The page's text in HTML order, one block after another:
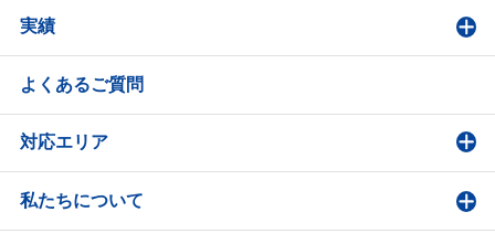
実績
よくあるご質問
対応エリア
私たちについて